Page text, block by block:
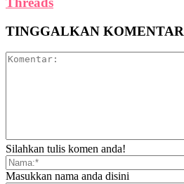
TINGGALKAN KOMENTAR
Silahkan tulis komen anda!
Masukkan nama anda disini